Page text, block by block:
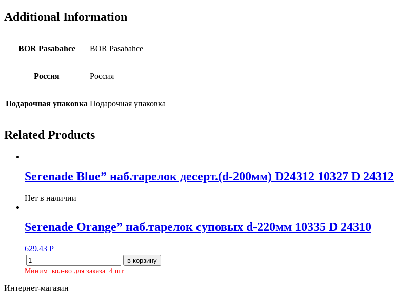
Additional Information
BOR Pasabahce BOR Pasabahce
Россия Россия
Подарочная упаковка Подарочная упаковка
Related Products
Serenade Blue” наб.тарелок десерт.(d-200мм) D24312 10327 D 24312
Нет в наличии
Serenade Orange” наб.тарелок суповых d-220мм 10335 D 24310
629.43 Р
в корзину
Миним. кол-во для заказа: 4 шт.
Интернет-магазин